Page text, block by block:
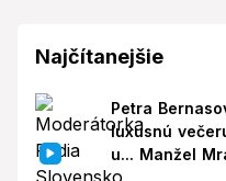
Najčítanejšie
Petra
luxusnú
u... Manžel